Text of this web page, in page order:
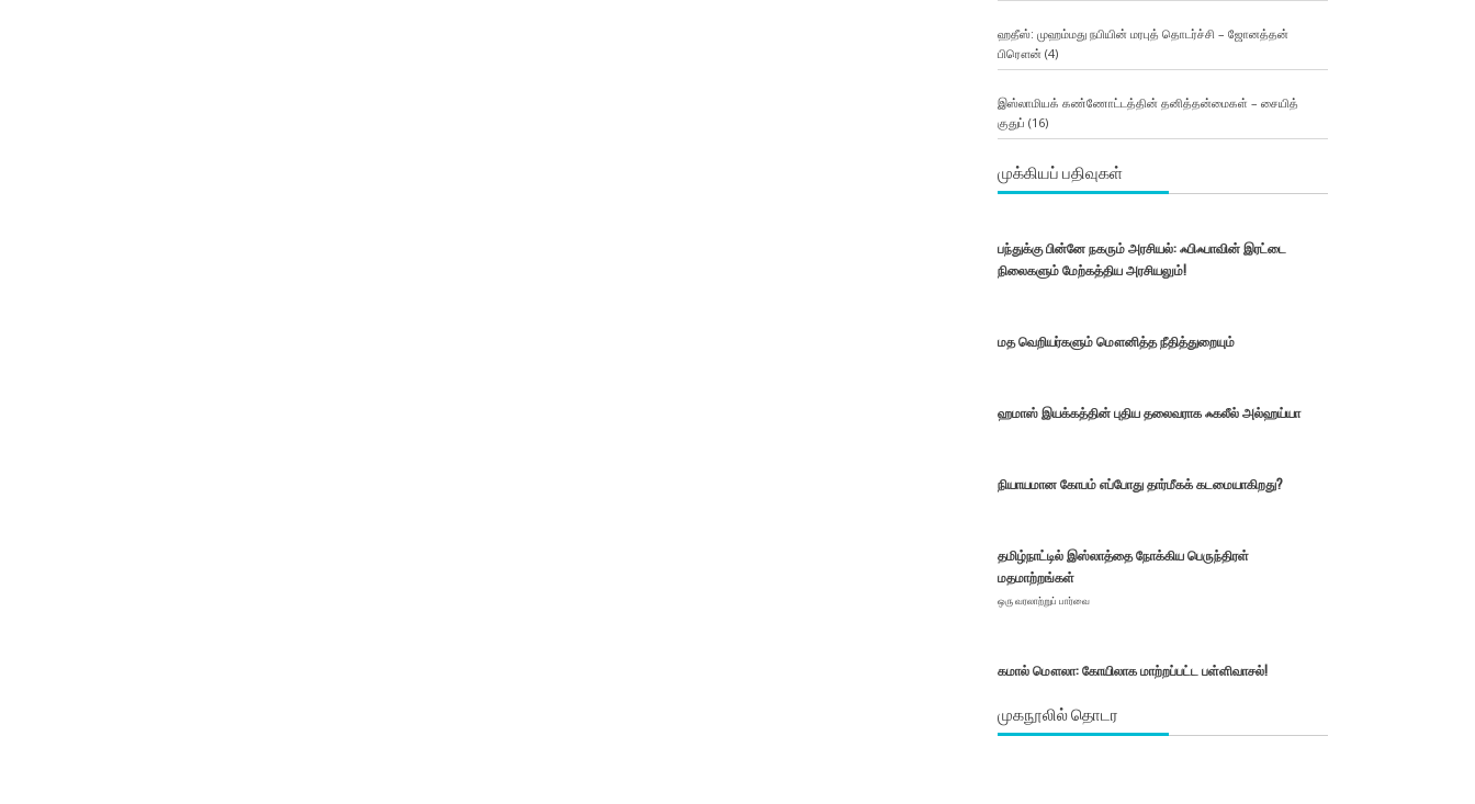
ஹதீஸ்: முஹம்மது நபியின் மரபுத் தொடர்ச்சி – ஜோனத்தன்
பிரௌன் (4)
இஸ்லாமியக் கண்ணோட்டத்தின் தனித்தன்மைகள் – சையித்
குதுப் (16)
முக்கியப் பதிவுகள்
பந்துக்கு பின்னே நகரும் அரசியல்: ஃபிஃபாவின் இரட்டை
நிலைகளும் மேற்கத்திய அரசியலும்!
மத வெறியர்களும் மௌனித்த நீதித்துறையும்
ஹமாஸ் இயக்கத்தின் புதிய தலைவராக ஃகலீல் அல்ஹய்யா
நியாயமான கோபம் எப்போது தார்மீகக் கடமையாகிறது?
தமிழ்நாட்டில் இஸ்லாத்தை நோக்கிய பெருந்திரள்
மதமாற்றங்கள்
ஒரு வரலாற்றுப் பார்வை
கமால் மௌலா: கோயிலாக மாற்றப்பட்ட பள்ளிவாசல்!
முகநூலில் தொடர